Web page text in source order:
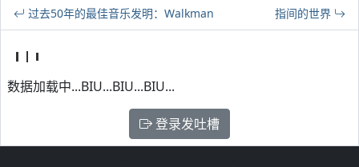
过去50年的最佳音乐发明：Walkman 指间的世界
数据加载中...BIU...BIU...BIU...
登录发吐槽